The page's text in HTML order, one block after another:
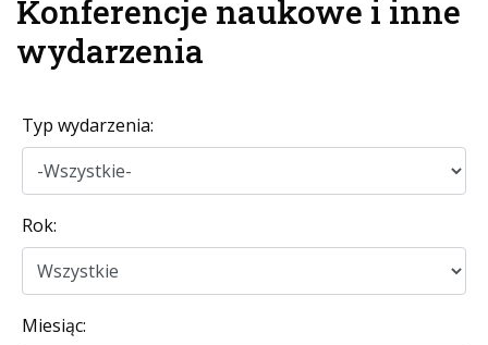
Konferencje naukowe i inne
wydarzenia
Typ wydarzenia:
Rok:
Miesiąc: